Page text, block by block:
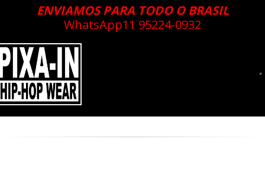
ENVIAMOS PARA TODO O BRASIL
WhatsApp11 95224-0932